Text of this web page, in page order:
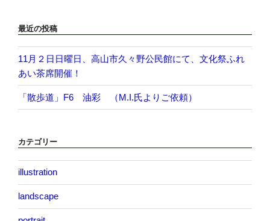
最近の投稿
11月２日日曜日、高山市久々野公民館にて、文化祭ふれ
あい茶席開催！
「散歩道」F6 油彩 （M.I.氏よりご依頼）
カテゴリー
illustration
landscape